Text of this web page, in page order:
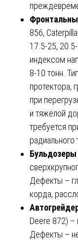
856,
17.5-25,
индексом
8-10 тонн.
протектора,
при
и тяжёлой
требуется
радиального
Дефекты –
корда,
Deere 872) –
Дефекты –